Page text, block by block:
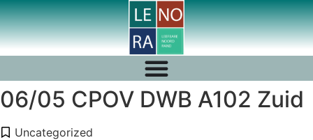
06/05 CPOV DWB A102 Zuid
Uncategorized